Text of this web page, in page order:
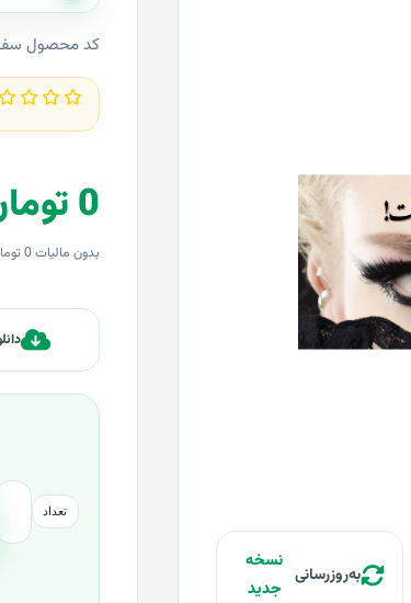
کد محصول
0 تومان
بدون مالیات 0 تومان
تعداد
به‌روزرسانی
نسخه
جدید